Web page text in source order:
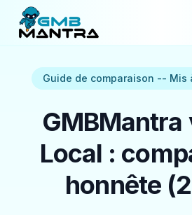
Solutions
Resources
Compare
Guide de comparaison -- Mis
GMBMantra
Local :
honnête